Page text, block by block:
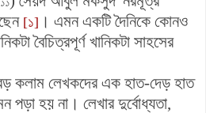
[১] । এমন একটি দৈনিকে কোনও
বৈচিত্রপূর্ণ খানিকটা সাহসের
কলাম লেখকদের এক হাত-দেড় হাত
হয় না। লেখার দুর্বোধ্যতা,